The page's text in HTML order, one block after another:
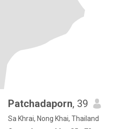
Patchadaporn, 39
Sa Khrai, Nong Khai, Thailand